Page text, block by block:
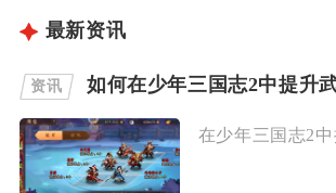
最新资讯
资讯 如何在少年三国志2中提升
在少年三国志2